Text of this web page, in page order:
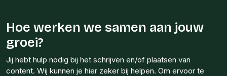
Hoe werken we samen aan jouw
groei?
Jij hebt hulp nodig bij het schrijven en/of plaatsen van
content. Wij kunnen je hier zeker bij helpen. Om ervoor te